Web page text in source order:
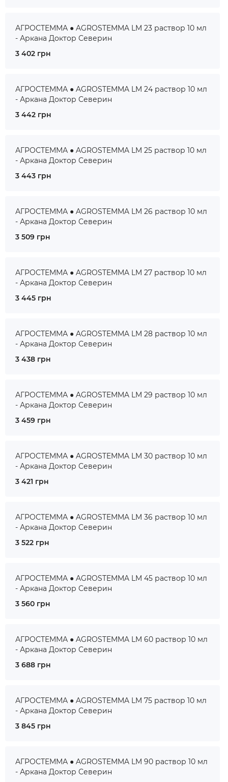
АГРОСТЕММА ● AGROSTEMMA LM 23 раствор 10 мл
- Аркана Доктор Северин
3 402 грн
АГРОСТЕММА ● AGROSTEMMA LM 24 раствор 10 мл
- Аркана Доктор Северин
3 442 грн
АГРОСТЕММА ● AGROSTEMMA LM 25 раствор 10 мл
- Аркана Доктор Северин
3 443 грн
АГРОСТЕММА ● AGROSTEMMA LM 26 раствор 10 мл
- Аркана Доктор Северин
3 509 грн
АГРОСТЕММА ● AGROSTEMMA LM 27 раствор 10 мл
- Аркана Доктор Северин
3 445 грн
АГРОСТЕММА ● AGROSTEMMA LM 28 раствор 10 мл
- Аркана Доктор Северин
3 438 грн
АГРОСТЕММА ● AGROSTEMMA LM 29 раствор 10 мл
- Аркана Доктор Северин
3 459 грн
АГРОСТЕММА ● AGROSTEMMA LM 30 раствор 10 мл
- Аркана Доктор Северин
3 421 грн
АГРОСТЕММА ● AGROSTEMMA LM 36 раствор 10 мл
- Аркана Доктор Северин
3 522 грн
АГРОСТЕММА ● AGROSTEMMA LM 45 раствор 10 мл
- Аркана Доктор Северин
3 560 грн
АГРОСТЕММА ● AGROSTEMMA LM 60 раствор 10 мл
- Аркана Доктор Северин
3 688 грн
АГРОСТЕММА ● AGROSTEMMA LM 75 раствор 10 мл
- Аркана Доктор Северин
3 845 грн
АГРОСТЕММА ● AGROSTEMMA LM 90 раствор 10 мл
- Аркана Доктор Северин